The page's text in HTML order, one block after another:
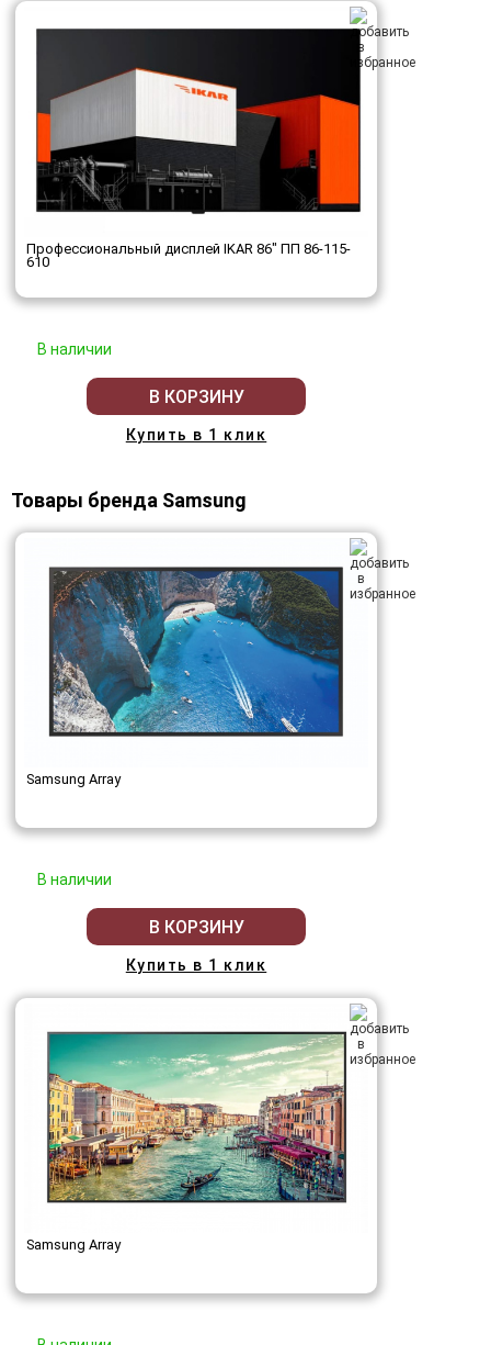
Профессиональный дисплей IKAR 86" ПП 86-115-
610
В наличии
В КОРЗИНУ
Купить в 1 клик
Товары бренда Samsung
Samsung Array
В наличии
В КОРЗИНУ
Купить в 1 клик
Samsung Array